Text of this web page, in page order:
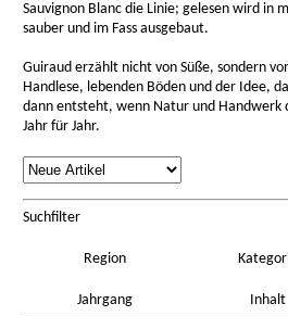
Sauvignon Blanc die Linie; gelesen wird in
sauber und im Fass ausgebaut.
Guiraud erzählt nicht von Süße, sondern
Handlese, lebenden Böden und der Idee,
dann entsteht, wenn Natur und Handwerk
Jahr für Jahr.
Sortierung
Suchfilter
Region
Jahrgang Inhalt